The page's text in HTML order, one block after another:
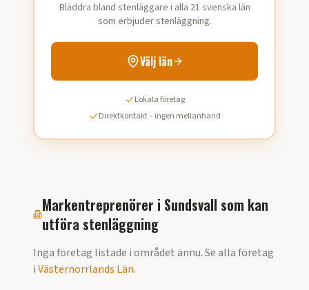
Bläddra bland stenläggare i alla 21 svenska län
som erbjuder stenläggning.
Välj län
Lokala företag
Direktkontakt – ingen mellanhand
Markentreprenörer i Sundsvall som kan
utföra stenläggning
Inga företag listade i området ännu. Se alla företag
iVästernorrlands Län.